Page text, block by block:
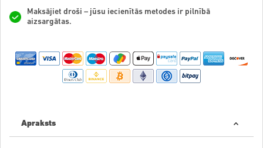
Maksājiet droši – jūsu iecienītās metodes ir pilnībā
aizsargātas.
Apraksts